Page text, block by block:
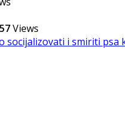
Views
socijalizovati i smiriti psa